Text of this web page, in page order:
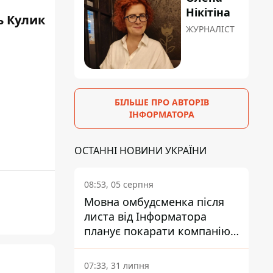
Кулик
Нікітіна
ЖУРНАЛІСТ
БІЛЬШЕ ПРО АВТОРІВ
ІНФОРМАТОРА
ОСТАННІ НОВИНИ УКРАЇНИ
08:53, 05 серпня
Мовна омбудсменка після
листа від Інформатора
планує покарати компанію-
підрядника ПриватБанку
07:33, 31 липня